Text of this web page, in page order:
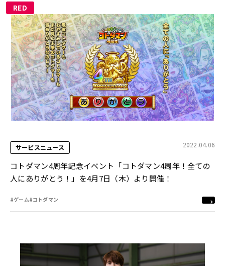
RED
サービスニュース 2022.04.06
コトダマン4周年記念イベント「コトダマン4周年！全ての
人にありがとう！」を4月7日（木）より開催！
#ゲーム#コトダマン